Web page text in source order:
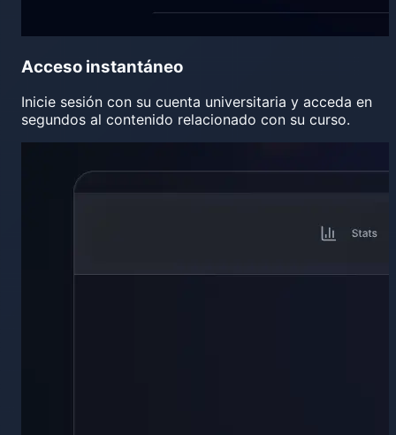
Acceso instantáneo
Inicie sesión con su cuenta universitaria y acceda en
segundos al contenido relacionado con su curso.